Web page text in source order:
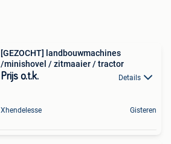
[GEZOCHT] landbouwmachines
/minishovel / zitmaaier / tractor
Prijs o.t.k. Details
Xhendelesse Gisteren